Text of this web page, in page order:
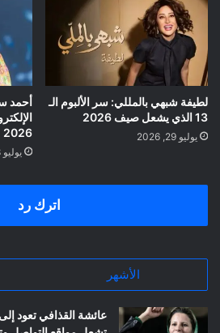
لطيفة شبهي بالمللي: سر الألبوم الـ
13 الذي يشعل صيف 2026
يوليو 29, 2026
أحمد
2026
يوليو 28, 2026
اترك رد
الأشهر
عائشة القذافي تعود